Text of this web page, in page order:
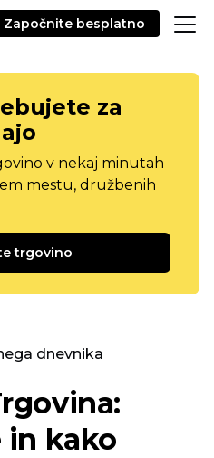
Započnite besplatno
za
v nekaj minutah
mestu, družbenih
trgovino
dnevnika
in kako